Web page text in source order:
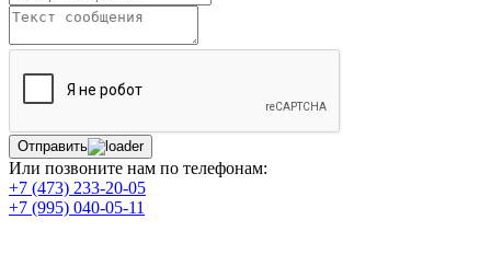
Отправить
Или позвоните нам по телефонам:
+7 (473) 233-20-05
+7 (995) 040-05-11